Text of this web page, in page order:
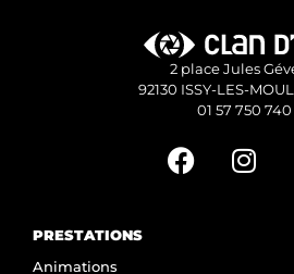
2 place Jules
92130 ISSY-LES-
01 57 750 740
PRESTATIONS
Animations